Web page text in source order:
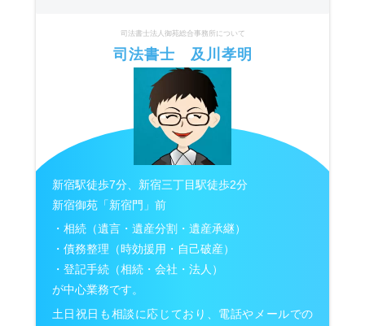
司法書士法人御苑総合事務所について
司法書士 及川孝明
新宿駅徒歩7分、新宿三丁目駅徒歩2分
新宿御苑「新宿門」前
・相続（遺言・遺産分割・遺産承継）
・債務整理（時効援用・自己破産）
・登記手続（相続・会社・法人）
が中心業務です。
土日祝日も相談に応じており、電話やメールでの